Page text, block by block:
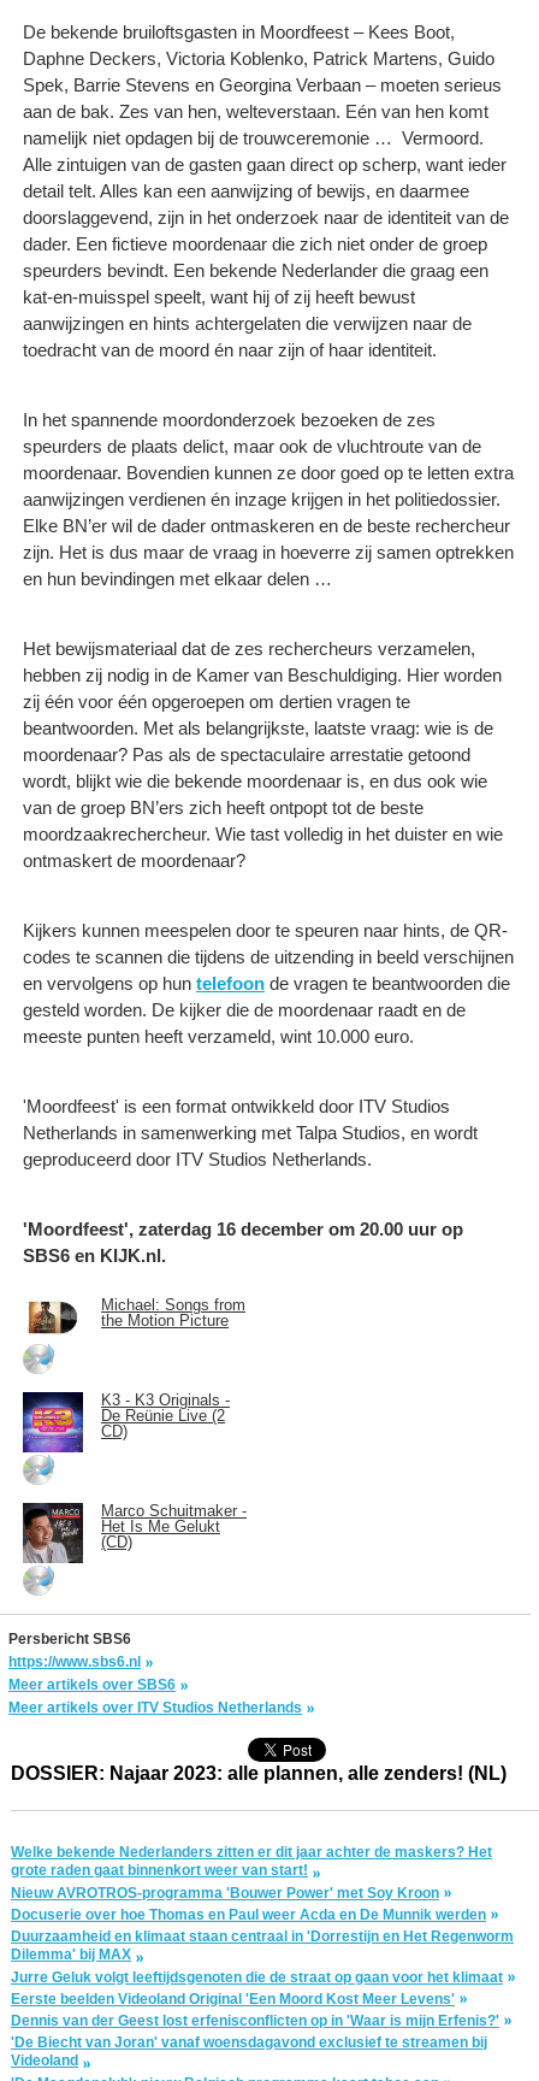
De bekende bruiloftsgasten in Moordfeest – Kees Boot,
Daphne Deckers, Victoria Koblenko, Patrick Martens, Guido
Spek, Barrie Stevens en Georgina Verbaan – moeten serieus
aan de bak. Zes van hen, welteverstaan. Eén van hen komt
namelijk niet opdagen bij de trouwceremonie … Vermoord.
Alle zintuigen van de gasten gaan direct op scherp, want ieder
detail telt. Alles kan een aanwijzing of bewijs, en daarmee
doorslaggevend, zijn in het onderzoek naar de identiteit van de
dader. Een fictieve moordenaar die zich niet onder de groep
speurders bevindt. Een bekende Nederlander die graag een
kat-en-muisspel speelt, want hij of zij heeft bewust
aanwijzingen en hints achtergelaten die verwijzen naar de
toedracht van de moord én naar zijn of haar identiteit.
In het spannende moordonderzoek bezoeken de zes
speurders de plaats delict, maar ook de vluchtroute van de
moordenaar. Bovendien kunnen ze door goed op te letten extra
aanwijzingen verdienen én inzage krijgen in het politiedossier.
Elke BN’er wil de dader ontmaskeren en de beste rechercheur
zijn. Het is dus maar de vraag in hoeverre zij samen optrekken
en hun bevindingen met elkaar delen …
Het bewijsmateriaal dat de zes rechercheurs verzamelen,
hebben zij nodig in de Kamer van Beschuldiging. Hier worden
zij één voor één opgeroepen om dertien vragen te
beantwoorden. Met als belangrijkste, laatste vraag: wie is de
moordenaar? Pas als de spectaculaire arrestatie getoond
wordt, blijkt wie die bekende moordenaar is, en dus ook wie
van de groep BN’ers zich heeft ontpopt tot de beste
moordzaakrechercheur. Wie tast volledig in het duister en wie
ontmaskert de moordenaar?
Kijkers kunnen meespelen door te speuren naar hints, de QR-
codes te scannen die tijdens de uitzending in beeld verschijnen
en vervolgens op hun telefoon de vragen te beantwoorden die
gesteld worden. De kijker die de moordenaar raadt en de
meeste punten heeft verzameld, wint 10.000 euro.
'Moordfeest' is een format ontwikkeld door ITV Studios
Netherlands in samenwerking met Talpa Studios, en wordt
geproduceerd door ITV Studios Netherlands.
'Moordfeest', zaterdag 16 december om 20.00 uur op
SBS6 en KIJK.nl.
Michael: Songs from
the Motion Picture
K3 - K3 Originals -
De Reünie Live (2
CD)
Marco Schuitmaker -
Het Is Me Gelukt
(CD)
Persbericht SBS6
https://www.sbs6.nl
Meer artikels over SBS6
Meer artikels over ITV Studios Netherlands
DOSSIER: Najaar 2023: alle plannen, alle zenders! (NL)
Welke bekende Nederlanders zitten er dit jaar achter de maskers? Het
grote raden gaat binnenkort weer van start!
Nieuw AVROTROS-programma 'Bouwer Power' met Soy Kroon
Docuserie over hoe Thomas en Paul weer Acda en De Munnik werden
Duurzaamheid en klimaat staan centraal in 'Dorrestijn en Het Regenworm
Dilemma' bij MAX
Jurre Geluk volgt leeftijdsgenoten die de straat op gaan voor het klimaat
Eerste beelden Videoland Original 'Een Moord Kost Meer Levens'
Dennis van der Geest lost erfenisconflicten op in 'Waar is mijn Erfenis?'
'De Biecht van Joran' vanaf woensdagavond exclusief te streamen bij
Videoland